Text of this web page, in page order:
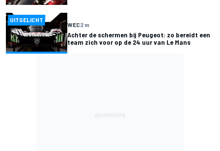
UITGELICHT
WEC2 m
Achter de schermen bij Peugeot: zo bereidt een
team zich voor op de 24 uur van Le Mans